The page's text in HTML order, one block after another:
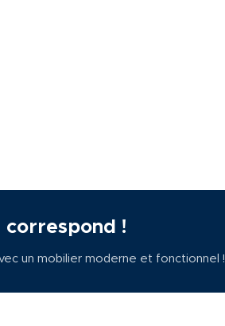
correspond !
un mobilier moderne et fonctionnel !